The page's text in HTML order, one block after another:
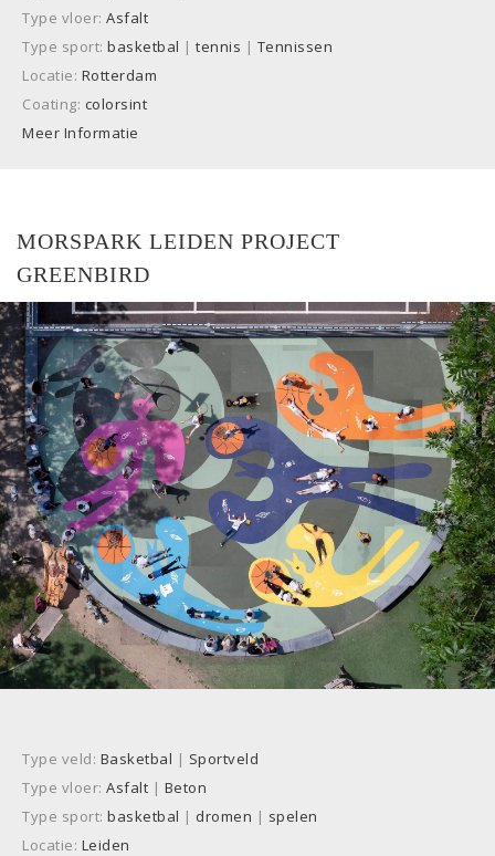
Type vloer: Asfalt
Type sport: basketbal | tennis | Tennissen
Locatie: Rotterdam
Coating: colorsint
Meer Informatie
MORSPARK LEIDEN PROJECT
GREENBIRD
Type veld: Basketbal | Sportveld
Type vloer: Asfalt | Beton
Type sport: basketbal | dromen | spelen
Locatie: Leiden